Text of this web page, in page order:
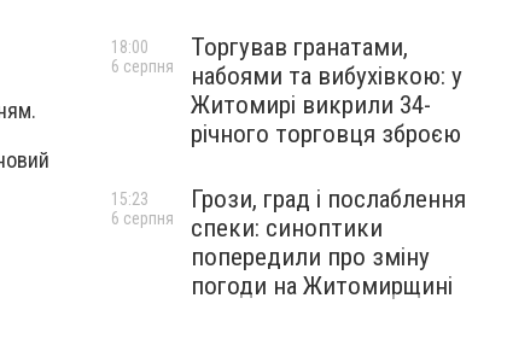
Торгував гранатами,
набоями та вибухівкою: у
Житомирі викрили 34-
річного торговця зброєю
18:00
6 серпня
Грози, град і послаблення
спеки: синоптики
попередили про зміну
погоди на Житомирщині
15:23
6 серпня